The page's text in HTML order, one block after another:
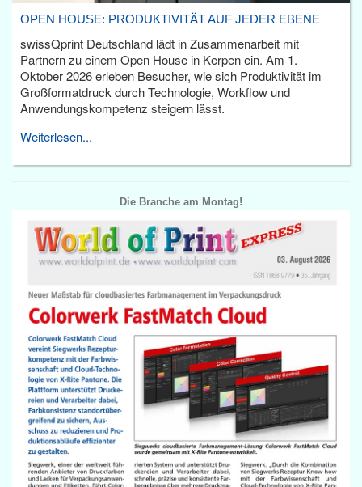
OPEN HOUSE: PRODUKTIVITÄT AUF JEDER EBENE
swissQprint Deutschland lädt in Zusammenarbeit mit
Partnern zu einem Open House in Kerpen ein. Am 1.
Oktober 2026 erleben Besucher, wie sich Produktivität im
Großformatdruck durch Technologie, Workflow und
Anwendungskompetenz steigern lässt.
Weiterlesen...
Die Branche am Montag!